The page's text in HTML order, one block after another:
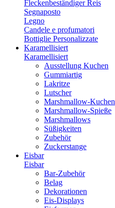
Fleckenbeständiger Reis
Segnaposto
Legno
Candele e profumatori
Bottiglie Personalizzate
Karamellisiert
Karamellisiert
Ausstellung Kuchen
Gummiartig
Lakritze
Lutscher
Marshmallow-Kuchen
Marshmallow-Spieße
Marshmallows
Süßigkeiten
Zubehör
Zuckerstange
Eisbar
Eisbar
Bar-Zubehör
Belag
Dekorationen
Eis-Displays